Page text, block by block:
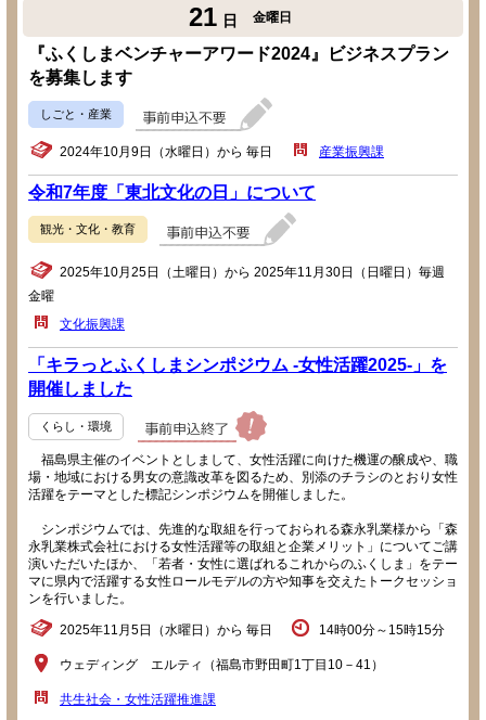
21 日 金曜日
『ふくしまベンチャーアワード2024』ビジネスプラン
を募集します
しごと・産業
2024年10月9日（水曜日）から 毎日 産業振興課
令和7年度「東北文化の日」について
観光・文化・教育
2025年10月25日（土曜日）から 2025年11月30日（日曜日）毎週
金曜
文化振興課
「キラっとふくしまシンポジウム -女性活躍2025-」を
開催しました
くらし・環境
福島県主催のイベントとしまして、女性活躍に向けた機運の醸成や、職
場・地域における男女の意識改革を図るため、別添のチラシのとおり女性
活躍をテーマとした標記シンポジウムを開催しました。
シンポジウムでは、先進的な取組を行っておられる森永乳業様から「森
永乳業株式会社における女性活躍等の取組と企業メリット」についてご講
演いただいたほか、「若者・女性に選ばれるこれからのふくしま」をテー
マに県内で活躍する女性ロールモデルの方や知事を交えたトークセッショ
ンを行いました。
2025年11月5日（水曜日）から 毎日 14時00分～15時15分
ウェディング エルティ（福島市野田町1丁目10－41）
共生社会・女性活躍推進課